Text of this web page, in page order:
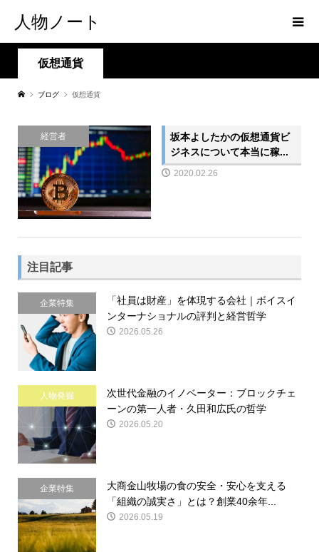
人物ノート
仮想通貨
ブログ 仮想通貨
経営者
坂本よしたかの仮想通貨ビ
ジネスについて本当に稼...
2020.02.26
注目記事
企業特集
「社員は財産」を体現する会社｜ボイスイ
ンターナショナルの評判と経営哲学
2026.05.26
人物発掘
次世代金融のイノベーター：ブロックチェ
ーンの第一人者・久田和広氏の哲学
2026.05.20
企業特集
大商金山牧場の食の安全・安心を支える
「組織の誠実さ」とは？創業40余年...
2026.05.19